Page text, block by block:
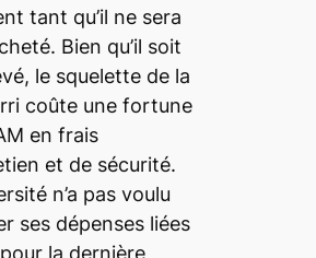
tant qu’il ne sera
Bien qu’il soit
le squelette de la
coûte une fortune
en frais
et de sécurité.
n’a pas voulu
ses dépenses liées
pour la dernière